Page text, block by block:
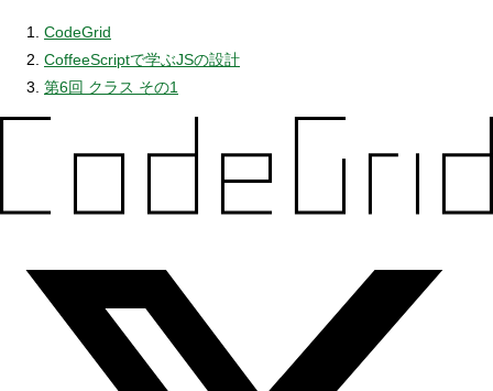
CodeGrid
CoffeeScriptで学ぶJSの設計
第6回 クラス その1